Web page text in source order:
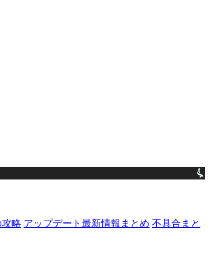
略 アップデート最新情報まとめ 不具合まと